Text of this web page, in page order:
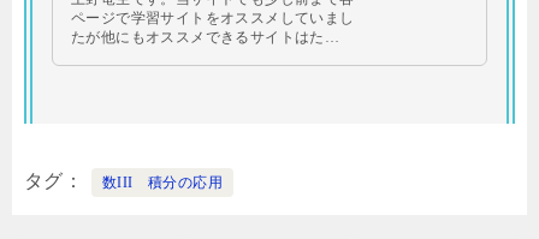
ページで学習サイトをオススメしていまし
たが他にもオススメできるサイトはた…
タグ 数III 積分の応用